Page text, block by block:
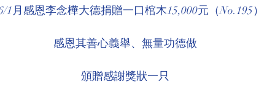
環境介紹 壇院規則/玄人公告 各尊神佛介紹
1月感恩李念樺大德捐贈一口棺木15,000元（No.195）
感恩其善心義舉、無量功德做
頒贈感謝獎狀一只